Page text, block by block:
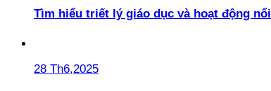
Tìm hiểu triết lý giáo dục và hoạt động
28 Th6,2025